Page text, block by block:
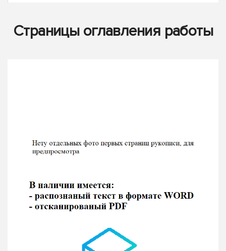
Страницы оглавления работы